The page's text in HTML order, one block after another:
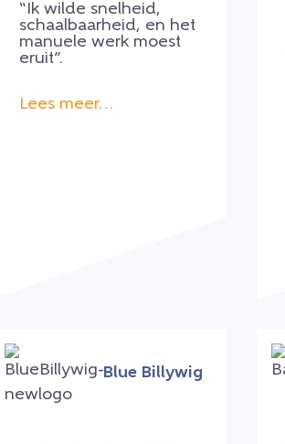
“Ik wilde snelheid,
schaalbaarheid, en het
manuele werk moest
eruit”.
Lees meer…
Blue Billywig